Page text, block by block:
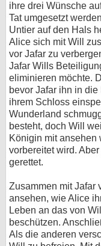
ihre drei Wünsche
Tat umgesetzt
Untier auf den Hals
Alice sich mit Will
vor Jafar zu
Jafar Wills
eliminieren möchte.
bevor Jafar ihn in
ihrem Schloss
Wunderland
besteht, doch Will
Königin mit ansehen
vorbereitet wird.
gerettet.
Zusammen mit Jafar
ansehen, wie Alice
Leben an das von
beschützen.
Als die anderen